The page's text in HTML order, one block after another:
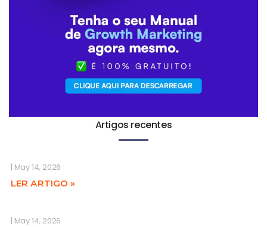
Artigos recentes
May 14, 2026
LER ARTIGO »
May 14, 2026